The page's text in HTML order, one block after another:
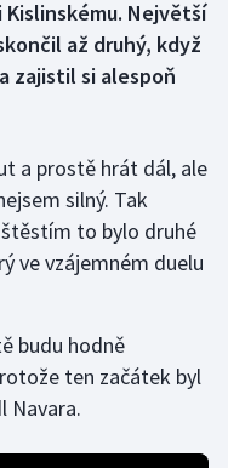
Největší
až druhý, když
zajistil si alespoň
a prostě hrát dál, ale
silný. Tak
to bylo druhé
ve vzájemném duelu
budu hodně
ten začátek byl
Navara.